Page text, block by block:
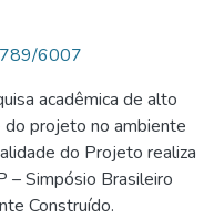
6007
acadêmica de alto
projeto no ambiente
do Projeto realiza
– Simpósio Brasileiro
Construído.